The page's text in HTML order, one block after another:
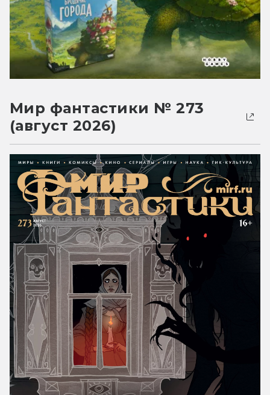
Мир фантастики № 273
(август 2026)